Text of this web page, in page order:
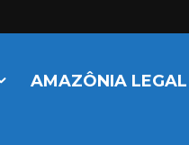
AMAZÔNIA LEGAL